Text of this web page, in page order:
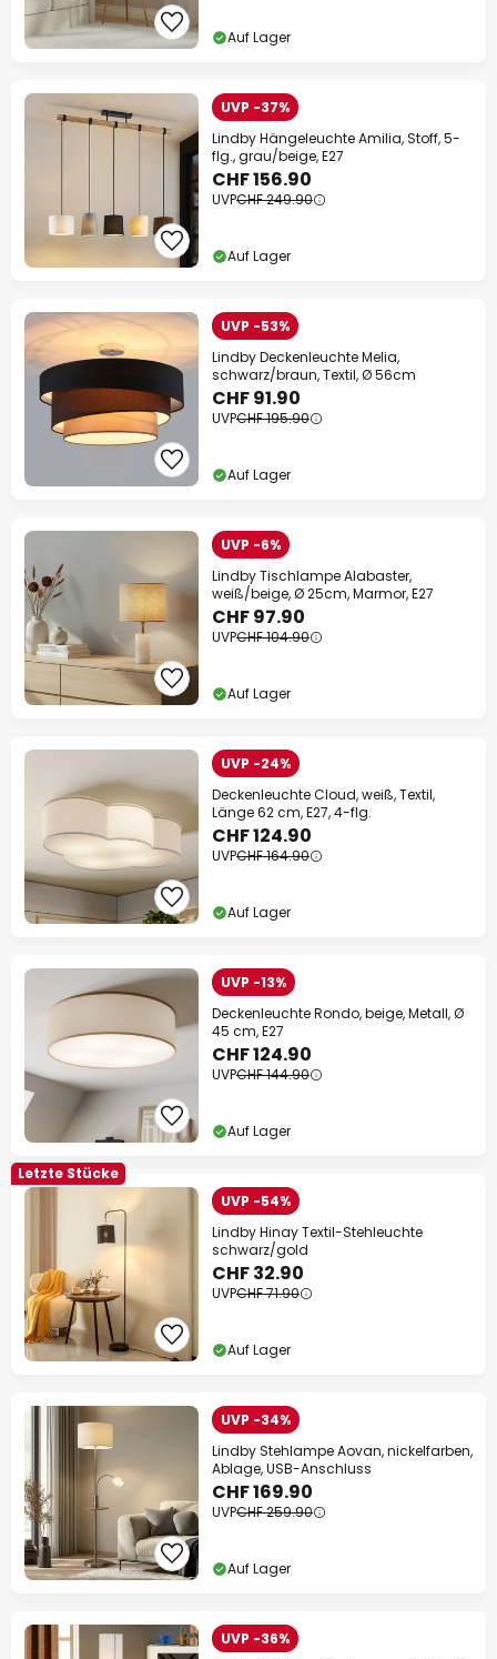
Auf Lager
UVP -37%
Lindby Hängeleuchte Amilia, Stoff, 5-
flg., grau/beige, E27
CHF 156.90
UVPCHF 249.90
Auf Lager
UVP -53%
Lindby Deckenleuchte Melia,
schwarz/braun, Textil, Ø 56cm
CHF 91.90
UVPCHF 195.90
Auf Lager
UVP -6%
Lindby Tischlampe Alabaster,
weiß/beige, Ø 25cm, Marmor, E27
CHF 97.90
UVPCHF 104.90
Auf Lager
UVP -24%
Deckenleuchte Cloud, weiß, Textil,
Länge 62 cm, E27, 4-flg.
CHF 124.90
UVPCHF 164.90
Auf Lager
UVP -13%
Deckenleuchte Rondo, beige, Metall, Ø
45 cm, E27
CHF 124.90
UVPCHF 144.90
Auf Lager
Letzte Stücke
UVP -54%
Lindby Hinay Textil-Stehleuchte
schwarz/gold
CHF 32.90
UVPCHF 71.90
Auf Lager
UVP -34%
Lindby Stehlampe Aovan, nickelfarben,
Ablage, USB-Anschluss
CHF 169.90
UVPCHF 259.90
Auf Lager
UVP -36%